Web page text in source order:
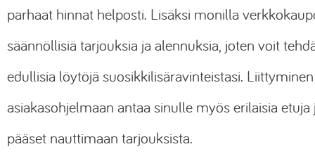
parhaat hinnat helposti. Lisäksi monilla
säännöllisiä tarjouksia ja alennuksia, joten voit
edullisia löytöjä suosikkilisäravinteistasi.
asiakasohjelmaan antaa sinulle myös erilaisia etuja
pääset nauttimaan tarjouksista.